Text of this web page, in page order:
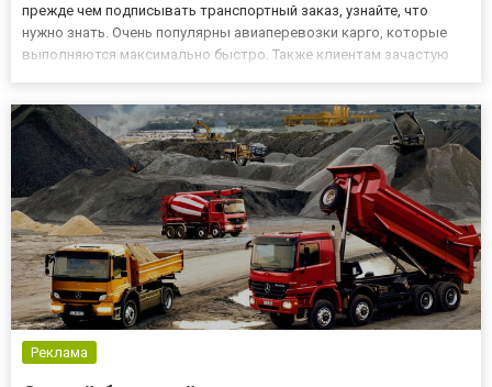
прежде чем подписывать транспортный заказ, узнайте, что
нужно знать. Очень популярны авиаперевозки карго, которые
выполняются максимально быстро. Также клиентам зачастую
Поскольку тра...
Реклама